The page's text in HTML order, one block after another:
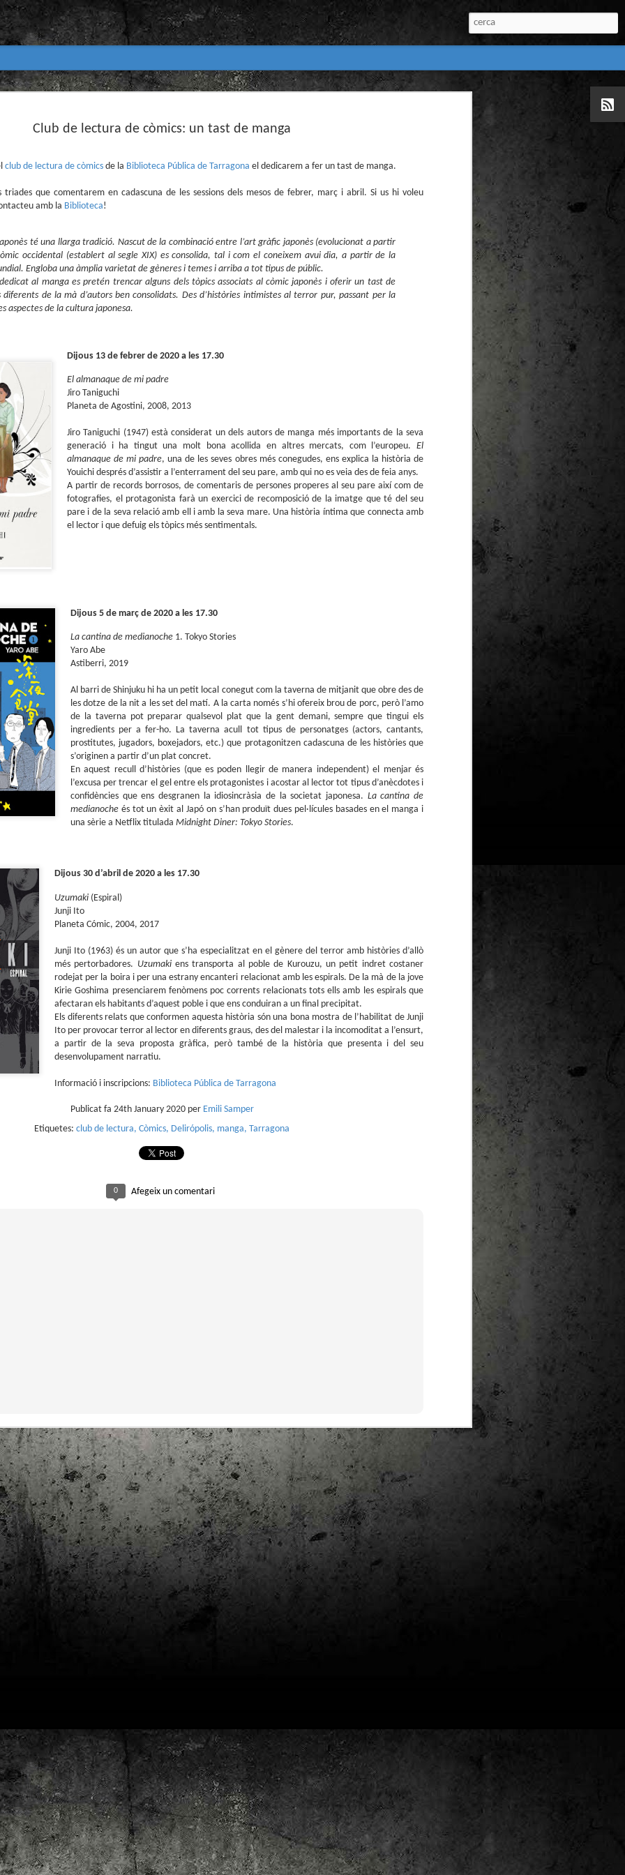
Club de lectura de còmics: un tast de manga
club de lectura de còmics de la Biblioteca Pública de Tarragona el dedicarem a fer un tast de manga.
triades que comentarem en cadascuna de les sessions dels mesos de febrer, març i abril. Si us hi voleu
amb la Biblioteca!
té una llarga tradició. Nascut de la combinació entre l’art gràfic japonès (evolucionat a partir
occidental (establert al segle XIX) es consolida, tal i com el coneixem avui dia, a partir de la
Engloba una àmplia varietat de gèneres i temes i arriba a tot tipus de públic.
al manga es pretén trencar alguns dels tòpics associats al còmic japonès i oferir un tast de
de la mà d’autors ben consolidats. Des d’històries intimistes al terror pur, passant per la
aspectes de la cultura japonesa.
Dijous 13 de febrer de 2020 a les 17.30
El almanaque de mi padre
Jiro Taniguchi
Planeta de Agostini, 2008, 2013
Jiro Taniguchi (1947) està considerat un dels autors de manga més importants de la seva
generació i ha tingut una molt bona acollida en altres mercats, com l’europeu. El
almanaque de mi padre, una de les seves obres més conegudes, ens explica la història de
Youichi després d’assistir a l’enterrament del seu pare, amb qui no es veia des de feia anys.
A partir de records borrosos, de comentaris de persones properes al seu pare així com de
fotografies, el protagonista farà un exercici de recomposició de la imatge que té del seu
pare i de la seva relació amb ell i amb la seva mare. Una història íntima que connecta amb
el lector i que defuig els tòpics més sentimentals.
Dijous 5 de març de 2020 a les 17.30
La cantina de medianoche 1. Tokyo Stories
Yaro Abe
Astiberri, 2019
Al barri de Shinjuku hi ha un petit local conegut com la taverna de mitjanit que obre des de
les dotze de la nit a les set del matí. A la carta només s’hi ofereix brou de porc, però l’amo
de la taverna pot preparar qualsevol plat que la gent demani, sempre que tingui els
ingredients per a fer-ho. La taverna acull tot tipus de personatges (actors, cantants,
prostitutes, jugadors, boxejadors, etc.) que protagonitzen cadascuna de les històries que
s’originen a partir d’un plat concret.
En aquest recull d’històries (que es poden llegir de manera independent) el menjar és
l’excusa per trencar el gel entre els protagonistes i acostar al lector tot tipus d’anècdotes i
confidències que ens desgranen la idiosincràsia de la societat japonesa. La cantina de
medianoche és tot un èxit al Japó on s’han produït dues pel·lícules basades en el manga i
una sèrie a Netflix titulada Midnight Diner: Tokyo Stories.
Dijous 30 d’abril de 2020 a les 17.30
Uzumaki (Espiral)
Junji Ito
Planeta Cómic, 2004, 2017
Junji Ito (1963) és un autor que s’ha especialitzat en el gènere del terror amb històries d’allò
més pertorbadores. Uzumakiens transporta al poble de Kurouzu, un petit indret costaner
rodejat per la boira i per una estrany encanteri relacionat amb les espirals. De la mà de la jove
Kirie Goshima presenciarem fenòmens poc corrents relacionats tots ells amb les espirals que
afectaran els habitants d’aquest poble i que ens conduiran a un final precipitat.
Els diferents relats que conformen aquesta història són una bona mostra de l’habilitat de Junji
Ito per provocar terror al lector en diferents graus, des del malestar i la incomoditat a l’ensurt,
a partir de la seva proposta gràfica, però també de la història que presenta i del seu
desenvolupament narratiu.
Informació i inscripcions: Biblioteca Pública de Tarragona
Publicat fa 24th January 2020per Emili Samper
Etiquetes: club de lectura Còmics Delirópolis manga Tarragona
0 Afegeix un comentari
31
primavera 2026
Biblioteca Pública de Tarragona i ho fem amb aquest menú:
En vela / En blanc
Salamandra Graphic, 2025
Després de l’èxit d’Estamos todas bien (Premi Nacional del Còmic 2018) i
Todo bajo el sol (llegit el 2023 al club de lectura), Ana Penyas torna amb
un assaig gràfic tan necessari com inquietant: En vela / En blanc. L’obra no
és només un relat íntim sobre l’insomni, sinó una investigació profunda
OCT
6
Presentació de Los
orígenes de la revista
Spirou a la llibreria El
Soterrani
Si voleu descobrir els secrets de la
revista Spirou, teniu una oportunitat
ideal el proper 23 d'octubre, a les set
de la tarda, a la llibreria El Soterran, al
carrer August 50 de Tarragona.
Amb l'Eduard Baile, professor de la
Universitat d'Alacant i, sobretot, amic
(i malalt dels còmics) conversaré
sobre els continguts del llibre. Segur
que passarem una bona estona.
SEP
Club de lectura de
lectures per als mesos d'octubre,
novembre i desembre.
Rubén Pellejero
Quan Hugo Pratt va morir l’any 1995,
semblava que també ho feia amb ell
l’inconfusible mariner de les
aventures romàntiques, filosòfiques i
mateix Pratt va arribar a insinuar que
no li faria res que algú altre prengués
el relleu –a diferència de l’intocable
Tintín d’Hergé–, la idea de nous
àlbums sense la seva firma semblava
Parlem de còmics: L’Emili Samper i els orígens de la
revista Spirou
Parlem de còmics és l'espai de divulgació de Ràdio Molins de Rei (91.2
que s'emet cada divendres, de la mà d'en Pau Moratalla, coresponsable
club de lectura de còmic de la biblioteca El Molí, amb l'Eli Arjona al control
Club de lectura de còmics: estiu de 2025
Arriba la caloreta i és un bon moment per endinsar-nos en les lectures
que farem aquest estiu al club de lectura de còmics de la Biblioteca
de Tarragona, virtualment, amb Tellfy.
d'aquest estiu està format per dos plats que se serviran els mesos de
i de setembre:
i dibuix de Javi de Castro
2021
humanes esdevenen protagonistes.
Parlant de Spirou a No solo cine
El passat 2 de maig, Bruto Pomeroy em va convidar a participar al seu
recuperar el programa a YouTube.
i personatges!
que coneixeu en Lucky Luke, els Barrufets, en Marsupilami o en Spirou,
sabíeu que van néixer en una revista? Le Journal de Spirou, publicada per
vegada el 21 d’abril de 1938, és una de les grans icones de l’escola de
franco-belga.
El compromís de Joan Junceda: ‘Somnis entre la boira’ de
Lluís Recasens i Àngel Marí
Nascut a Barcelona l’any 1881 i mort a Blanes el 1948, Joan Junceda és
dels noms més destacats entre els dibuixants, il·lustradors i caricaturistes
d’aquesta època. Tot i començar sense cap tipus de formació, ben
s’integrà dins la redacció del setmanari Cu-Cut!, participant activament en
Abans de tancar el 2024, arriba l'hora de presentar les lectures del
primer trimestre del 2025 del club de lectura de còmics de la Biblioteca
de Tarragona, gratuït i virtual. El menú, ben variat: un personatge
l'adaptació d'una novel·la molt coneguda (i llegida) i una novetat molt
Aquí en teniu els detalls!
Maltés.